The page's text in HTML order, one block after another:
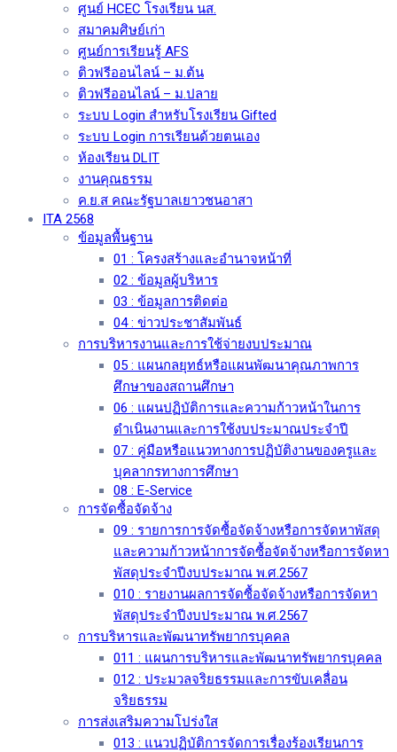
ศูนย์ HCEC โรงเรียน นส.
สมาคมศิษย์เก่า
ศูนย์การเรียนรู้ AFS
ติวฟรีออนไลน์ – ม.ต้น
ติวฟรีออนไลน์ – ม.ปลาย
ระบบ Login สำหรับโรงเรียน Gifted
ระบบ Login การเรียนด้วยตนเอง
ห้องเรียน DLIT
งานคุณธรรม
ค.ย.ส คณะรัฐบาลเยาวชนอาสา
ITA 2568
ข้อมูลพื้นฐาน
01 : โครงสร้างและอำนาจหน้าที่
02 : ข้อมูลผู้บริหาร
03 : ข้อมูลการติดต่อ
04 : ข่าวประชาสัมพันธ์
การบริหารงานและการใช้จ่ายงบประมาณ
05 : แผนกลยุทธ์หรือแผนพัฒนาคุณภาพการ
ศึกษาของสถานศึกษา
06 : แผนปฏิบัติการและความก้าวหน้าในการ
ดำเนินงานและการใช้งบประมาณประจำปี
07 : คู่มือหรือแนวทางการปฏิบัติงานของครูและ
บุคลากรทางการศึกษา
08 : E-Service
การจัดซื้อจัดจ้าง
09 : รายการการจัดซื้อจัดจ้างหรือการจัดหาพัสดุ
และความก้าวหน้าการจัดซื้อจัดจ้างหรือการจัดหา
พัสดุประจำปีงบประมาณ พ.ศ.2567
010 : รายงานผลการจัดซื้อจัดจ้างหรือการจัดหา
พัสดุประจำปีงบประมาณ พ.ศ.2567
การบริหารและพัฒนาทรัพยากรบุคคล
011 : แผนการบริหารและพัฒนาทรัพยากรบุคคล
012 : ประมวลจริยธรรมและการขับเคลื่อน
จริยธรรม
การส่งเสริมความโปร่งใส
013 : แนวปฏิบัติการจัดการเรื่องร้องเรียนการ